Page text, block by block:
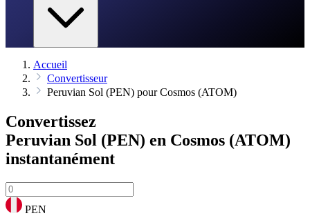
Accueil
Convertisseur
Peruvian Sol (PEN) pour Cosmos (ATOM)
Convertissez
Peruvian Sol (PEN) en Cosmos (ATOM)
instantanément
PEN